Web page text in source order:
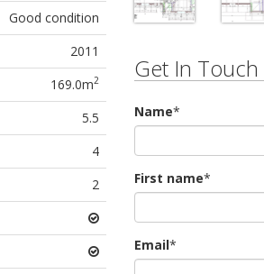
Good condition
2011
169.0m2
5.5
4
2
Get In Touch
Name*
First name*
Email*